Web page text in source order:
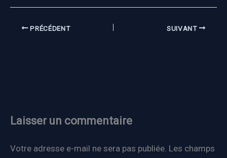
PRÉCÉDENT SUIVANT
Laisser un commentaire
Votre adresse e-mail ne sera pas publiée. Les champs